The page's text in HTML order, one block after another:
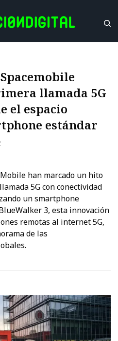
llamada 5G
el espacio
estándar
han marcado un hito
5G con conectividad
un smartphone
3, esta innovación
remotas al internet 5G,
de las